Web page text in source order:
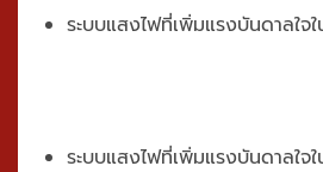
ระบบแสงไฟที่เพิ่มแรงบันดาลใจ
ระบบแสงไฟที่เพิ่มแรงบันดาลใจ